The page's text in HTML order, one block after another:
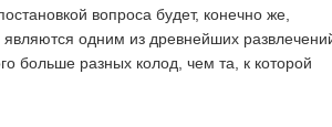
вопроса будет, конечно же,
одним из древнейших
больше разных колод, чем та, к которой